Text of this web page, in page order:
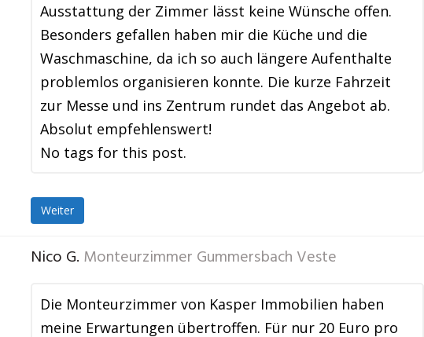
Ausstattung der Zimmer lässt keine Wünsche offen.
Besonders gefallen haben mir die Küche und die
Waschmaschine, da ich so auch längere Aufenthalte
problemlos organisieren konnte. Die kurze Fahrzeit
zur Messe und ins Zentrum rundet das Angebot ab.
Absolut empfehlenswert!
No tags for this post.
Weiter
Nico G. Monteurzimmer Gummersbach Veste
Die Monteurzimmer von Kasper Immobilien haben
meine Erwartungen übertroffen. Für nur 20 Euro pro